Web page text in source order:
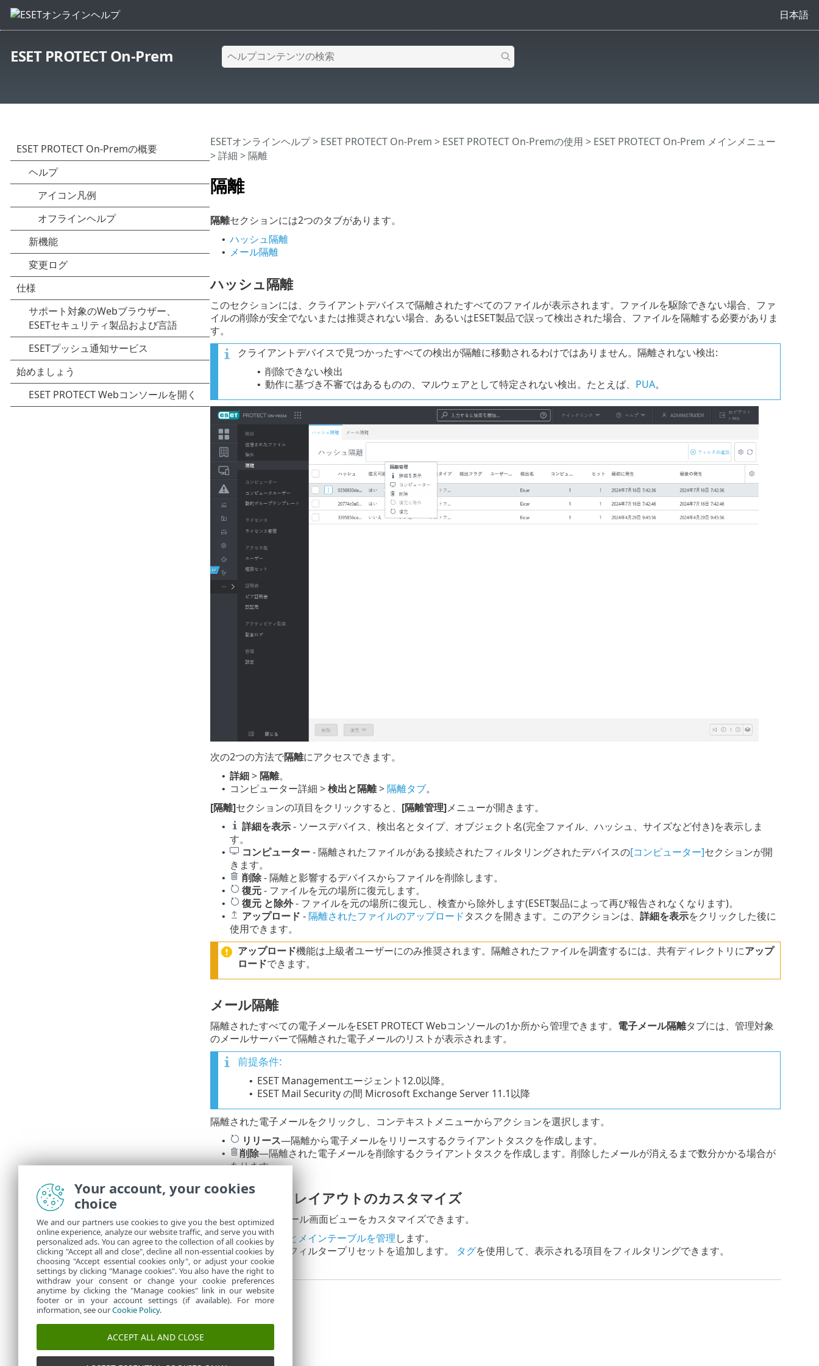
日本語
ESET PROTECT On-Prem
隔離
ESETオンラインヘルプ> ESET PROTECT On-Prem > ESET PROTECT On-Premの使用 > ESET PROTECT On-Prem メインメニュー
>詳細 > 隔離
隔離セクションには2つのタブがあります。
• ハッシュ隔離
• メール隔離
ハッシュ隔離
このセクションには、クライアントデバイスで隔離されたすべてのファイルが表示されます。ファイルを駆除できない場合、ファ
イルの削除が安全でないまたは推奨されない場合、あるいはESET製品で誤って検出された場合、ファイルを隔離する必要がありま
す。
クライアントデバイスで見つかったすべての検出が隔離に移動されるわけではありません。隔離されない検出:
• 削除できない検出
• 動作に基づき不審ではあるものの、マルウェアとして特定されない検出。たとえば、 PUA。
次の2つの方法で隔離にアクセスできます。
• 詳細>隔離。
• コンピューター詳細 >検出と隔離>隔離タブ。
[隔離]セクションの項目をクリックすると、 [隔離管理]メニューが開きます。
• 詳細を表示- ソースデバイス、検出名とタイプ、オブジェクト名(完全ファイル、ハッシュ、サイズなど付き)を表示しま
す。
• コンピューター- 隔離されたファイルがある接続されたフィルタリングされたデバイスの[コンピューター]セクションが開
きます。
• 削除- 隔離と影響するデバイスからファイルを削除します。
• 復元- ファイルを元の場所に復元します。
• 復元 と除外- ファイルを元の場所に復元し、検査から除外します(ESET製品によって再び報告されなくなります)。
• アップロード -隔離されたファイルのアップロードタスクを開きます。このアクションは、 詳細を表示をクリックした後に
使用できます。
アップロード機能は上級者ユーザーにのみ推奨されます。隔離されたファイルを調査するには、共有ディレクトリにアップ
ロードできます。
メール隔離
隔離されたすべての電子メールをESET PROTECT Webコンソールの1か所から管理できます。 電子メール隔離タブには、管理対象
のメールサーバーで隔離された電子メールのリストが表示されます。
前提条件:
• ESET Managementエージェント12.0以降。
• ESET Mail Security の間 Microsoft Exchange Server 11.1以降
隔離された電子メールをクリックし、コンテキストメニューからアクションを選択します。
• リリース—隔離から電子メールをリリースするクライアントタスクを作成します。
• 削除—隔離された電子メールを削除するクライアントタスクを作成します。削除したメールが消えるまで数分かかる場合が
あります。
フィルターとレイアウトのカスタマイズ
現在のWebコンソール画面ビューをカスタマイズできます。
• サイドパネルとメインテーブルを管理します。
• フィルター とフィルタープリセットを追加します。 タグを使用して、表示される項目をフィルタリングできます。
Your account, your cookies
choice
We and our partners use cookies to give you the best optimized
online experience, analyze our website traffic, and serve you with
personalized ads. You can agree to the collection of all cookies by
clicking "Accept all and close", decline all non-essential cookies by
choosing "Accept essential cookies only", or adjust your cookie
settings by clicking "Manage cookies". You also have the right to
withdraw your consent or change your cookie preferences
anytime by clicking the "Manage cookies" link in our website
footer or in your account settings (if available). For more
information, see ourCookie Policy.
ACCEPT ALL AND CLOSE